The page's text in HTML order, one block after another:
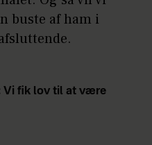
buste af ham i
Vi fik lov til at være